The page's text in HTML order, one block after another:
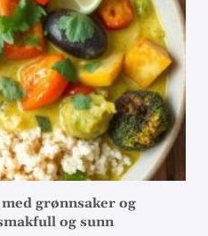
grønnsaker og
og sunn